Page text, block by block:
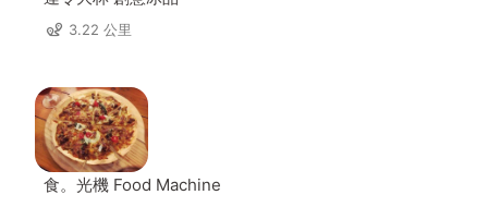
3.22 公里
食。光機 Food Machine